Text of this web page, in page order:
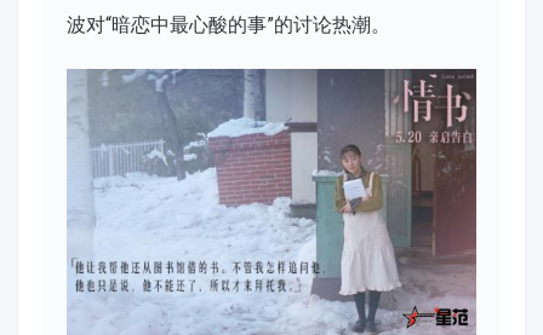
波对“暗恋中最心酸的事”的讨论热潮。